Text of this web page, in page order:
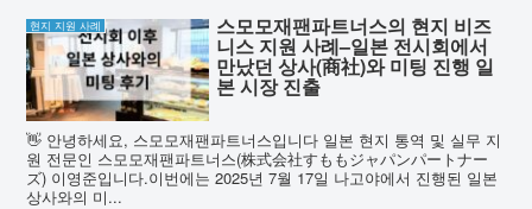
현지 지원 사례 스모모재팬파트너스의 현지 비즈
니스 지원 사례–일본 전시회에서
만났던 상사(商社)와 미팅 진행 일
본 시장 진출
👋 안녕하세요, 스모모재팬파트너스입니다 일본 현지 통역 및 실무 지
원 전문인 스모모재팬파트너스(株式会社すももジャパンパートナー
ズ) 이영준입니다.이번에는 2025년 7월 17일 나고야에서 진행된 일본
상사와의 미...